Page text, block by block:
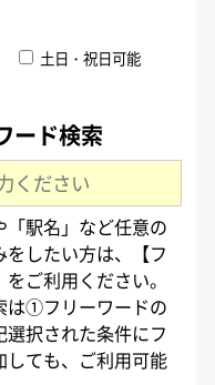
土日・祝日可能
ード検索
駅名」など任意の
をしたい方は、【フ
ご利用ください。
は①フリーワードの
択された条件にフ
しても、ご利用可能